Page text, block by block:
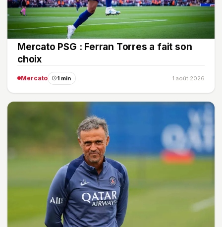
Mercato PSG : Ferran Torres a fait son
choix
Mercato 1 min 1 août 2026